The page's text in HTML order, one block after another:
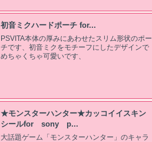
初音ミクハードポーチ for...
PSVITA本体の厚みにあわせたスリム形状のポー
チです、初音ミクをモチーフにしたデザインで
めちゃくちゃ可愛いです、
★モンスターハンター★カッコイイスキン
シールfor sony p...
大話題ゲーム「モンスターハンター」のキャラ